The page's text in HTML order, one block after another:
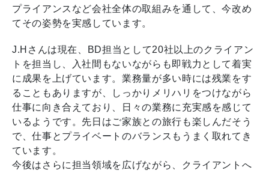
プライアンスなど会社全体の取組みを通して、今改め
てその姿勢を実感しています。
J.Hさんは現在、BD担当として20社以上のクライアン
トを担当し、入社間もないながらも即戦力として着実
に成果を上げています。業務量が多い時には残業をす
ることもありますが、しっかりメリハリをつけながら
仕事に向き合えており、日々の業務に充実感を感じて
いるようです。先日はご家族との旅行も楽しんだそう
で、仕事とプライベートのバランスもうまく取れてき
ています。
今後はさらに担当領域を広げながら、クライアントへ